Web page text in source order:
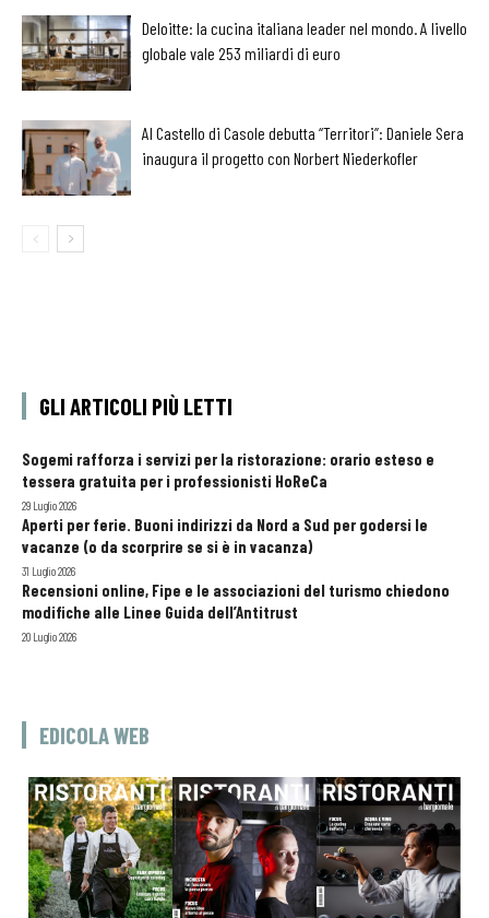
Deloitte: la cucina italiana leader nel mondo. A livello
globale vale 253 miliardi di euro
Al Castello di Casole debutta “Territori”: Daniele Sera
inaugura il progetto con Norbert Niederkofler
GLI ARTICOLI PIÙ LETTI
Sogemi rafforza i servizi per la ristorazione: orario esteso e
tessera gratuita per i professionisti HoReCa
29 Luglio 2026
Aperti per ferie. Buoni indirizzi da Nord a Sud per godersi le
vacanze (o da scorprire se si è in vacanza)
31 Luglio 2026
Recensioni online, Fipe e le associazioni del turismo chiedono
modifiche alle Linee Guida dell’Antitrust
20 Luglio 2026
EDICOLA WEB